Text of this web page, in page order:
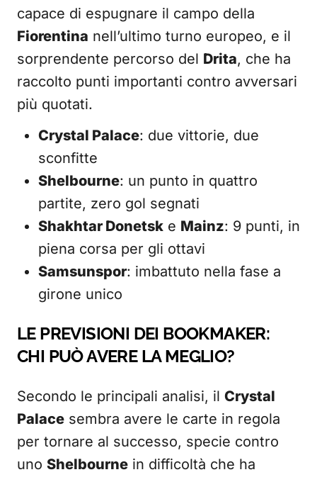
capace di espugnare il campo della
Fiorentina nell’ultimo turno europeo, e il
sorprendente percorso del Drita, che ha
raccolto punti importanti contro avversari
più quotati.
Crystal Palace: due vittorie, due
sconfitte
Shelbourne: un punto in quattro
partite, zero gol segnati
Shakhtar Donetsk e Mainz: 9 punti, in
piena corsa per gli ottavi
Samsunspor: imbattuto nella fase a
girone unico
LE PREVISIONI DEI BOOKMAKER:
CHI PUÒ AVERE LA MEGLIO?
Secondo le principali analisi, il Crystal
Palace sembra avere le carte in regola
per tornare al successo, specie contro
uno Shelbourne in difficoltà che ha